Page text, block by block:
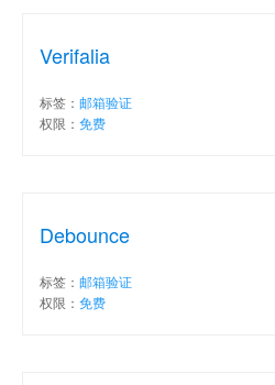
Verifalia
标签： 邮箱验证
权限： 免费
Debounce
标签： 邮箱验证
权限： 免费